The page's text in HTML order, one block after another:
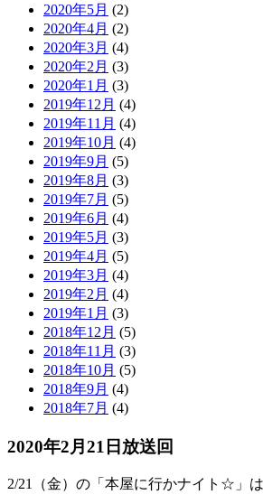
2020年5月 (2)
2020年4月 (2)
2020年3月 (4)
2020年2月 (3)
2020年1月 (3)
2019年12月 (4)
2019年11月 (4)
2019年10月 (4)
2019年9月 (5)
2019年8月 (3)
2019年7月 (5)
2019年6月 (4)
2019年5月 (3)
2019年4月 (5)
2019年3月 (4)
2019年2月 (4)
2019年1月 (3)
2018年12月 (5)
2018年11月 (3)
2018年10月 (5)
2018年9月 (4)
2018年7月 (4)
2020年2月21日放送回
2/21（金）の「本屋に行かナイト☆」